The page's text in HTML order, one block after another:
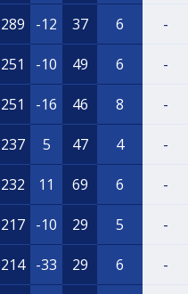
289 -12 37 6 -
251 -10 49 6 -
251 -16 46 8 -
237 5 47 4 -
232 11 69 6 -
217 -10 29 5 -
214 -33 29 6 -